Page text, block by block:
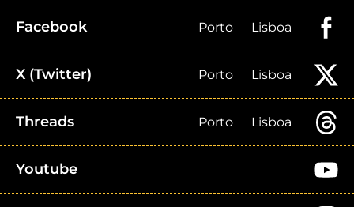
Facebook Porto Lisboa
X (Twitter) Porto Lisboa
Threads Porto Lisboa
Youtube